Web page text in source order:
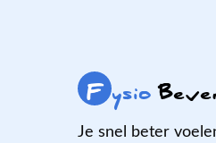
F ysio
Je snel beter